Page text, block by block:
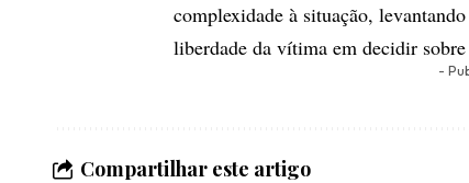
complexidade à situação,
liberdade da vítima em decidir sobre
-
Compartilhar este artigo